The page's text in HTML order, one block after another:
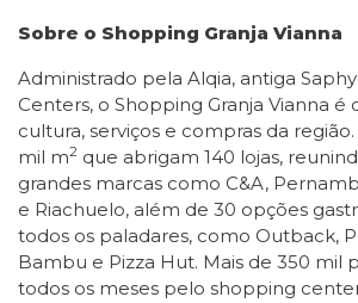
Sobre o Shopping Granja Vianna
Administrado pela Alqia, antiga
Centers, o Shopping Granja Vianna é
cultura, serviços e compras da região.
mil m2 que abrigam 140 lojas,
grandes marcas como C&A,
e Riachuelo, além de 30 opções
todos os paladares, como Outback,
Bambu e Pizza Hut. Mais de 350 mil
todos os meses pelo shopping